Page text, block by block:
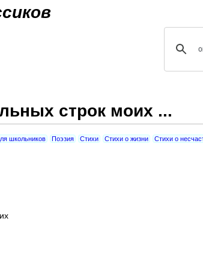
строк моих ...
школьников Поэзия Стихи Стихи о жизни Стихи о